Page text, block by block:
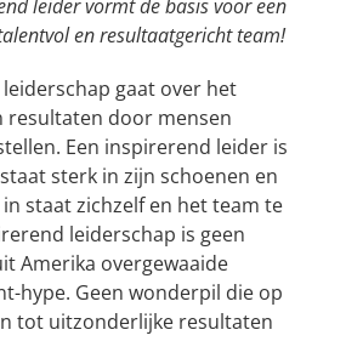
leider vormt de basis voor een
en resultaatgericht team!
gaat over het
resultaten door mensen
Een inspirerend leider is
sterk in zijn schoenen en
staat zichzelf en het team te
leiderschap is geen
Amerika overgewaaide
hype. Geen wonderpil die op
tot uitzonderlijke resultaten